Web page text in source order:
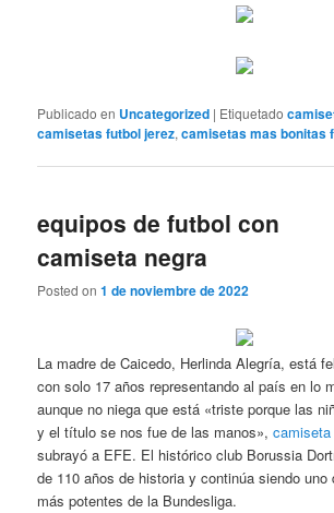
Publicado en Uncategorized | Etiquetado
camisetas futbol jerez,camisetas mas bonitas
equipos de futbol con
camiseta negra
Posted on1 de noviembre de 2022
La madre de Caicedo, Herlinda Alegría, está
con solo 17 años representando al país en lo
aunque no niega que está «triste porque las
y el título se nos fue de las manos»,
subrayó a EFE. El histórico club Borussia
de 110 años de historia y continúa siendo uno
más potentes de la Bundesliga.